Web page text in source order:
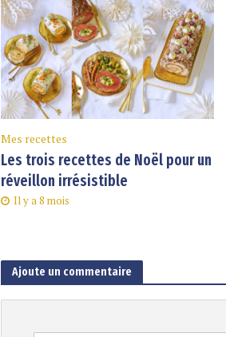
Mes recettes
Les trois recettes de Noël pour un
réveillon irrésistible
Il y a 8 mois
Ajoute un commentaire